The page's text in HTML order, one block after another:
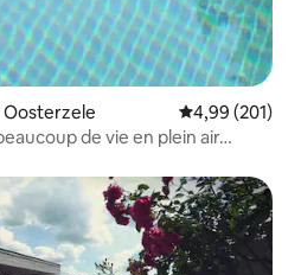
Oosterzele Évaluation
4,99 (201)
de vie en plein air…